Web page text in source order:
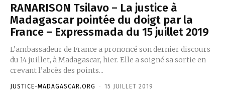
RANARISON Tsilavo – La justice à
Madagascar pointée du doigt par la
France – Expressmada du 15 juillet 2019
L’ambassadeur de France a prononcé son dernier discours
du 14 juillet, à Madagascar, hier. Elle a soigné sa sortie en
crevant l’abcès des points...
JUSTICE-MADAGASCAR.ORG - 15 JUILLET 2019